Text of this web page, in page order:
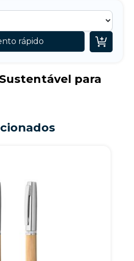
rápido 
para